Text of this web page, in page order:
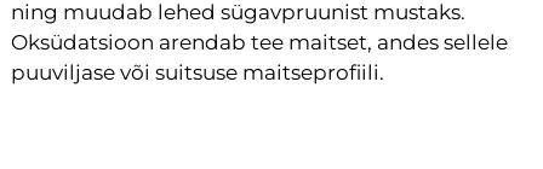
ning muudab lehed sügavpruunist mustaks.
Oksüdatsioon arendab tee maitset, andes sellele
puuviljase või suitsuse maitseprofiili.